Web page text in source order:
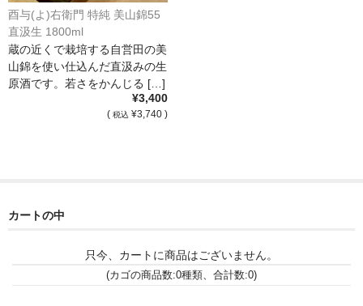
Roblet Monnot（ﾛﾌﾞﾚ･ﾓﾉ）
France Cotes du Rhone /ﾌﾗﾝｽ･ｺｰﾄ･ﾃﾞｭ･ﾛｰﾇ
Les Vignerons d’Estezargues（ｴｽﾃｻﾞﾙｸﾞ協同組合）
Les Champs Libres（ﾚ･ｼｬﾝ･ﾘｰﾌﾞﾙ）
Mas Bres（ﾏｽ･ﾌﾞﾚｽ）
France Loire/ﾌﾗﾝｽ・ﾛﾜｰﾙ
Domaine des Bois Lucas（ﾄﾞﾒｰﾇ･ﾃﾞ･ﾎﾞｱ･ﾙｶ）
酉与(よ)右衛門 特純 美山錦55
直汲生 1800ml
蔵の近くで栽培する自営田の美
山錦を使い仕込んだ直汲みの生
原酒です。若さをかんじる […]
¥3,400
( 税込 ¥3,740 )
カートの中
只今、カートに商品はございません。
(カゴの商品数:0種類、合計数:0)